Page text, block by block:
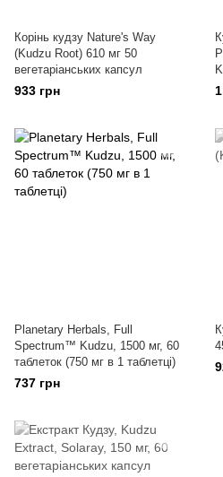
Корінь кудзу Nature's Way
(Kudzu Root) 610 мг 50
вегетаріанських капсул
933 грн
Planetary Herbals, Full
Spectrum™ Kudzu, 1500 мг, 60
таблеток (750 мг в 1 таблетці)
737 грн